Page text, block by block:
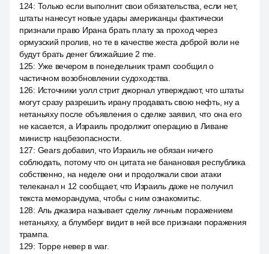
124: Только если выполнит свои обязательства, если нет,
штаты нанесут новые удары американцы фактически
признали право Ирана брать плату за проход через
ормузский пролив, но те в качестве жеста доброй воли не
будут брать денег ближайшие 2 me.
125: Уже вечером в понедельник трамп сообщил о
частичном возобновлении судоходства.
126: Источники уолл стрит джорнал утверждают, что штаты
могут сразу разрешить ирану продавать свою нефть, ну а
нетаньяху после объявления о сделке заявил, что она его
не касается, а Израиль продолжит операцию в Ливане
министр нацбезопасности.
127: Gears добавил, что Израиль не обязан ничего
соблюдать, потому что он цитата не банановая республика
собственно, на неделе они и продолжали свои атаки
телеканал н 12 сообщает, что Израиль даже не получил
текста меморандума, чтобы с ним ознакомитьс.
128: Аль джазира называет сделку личным поражением
нетаньяху, а блумберг видит в ней все признаки поражения
трампа.
129: Торре невер в war.